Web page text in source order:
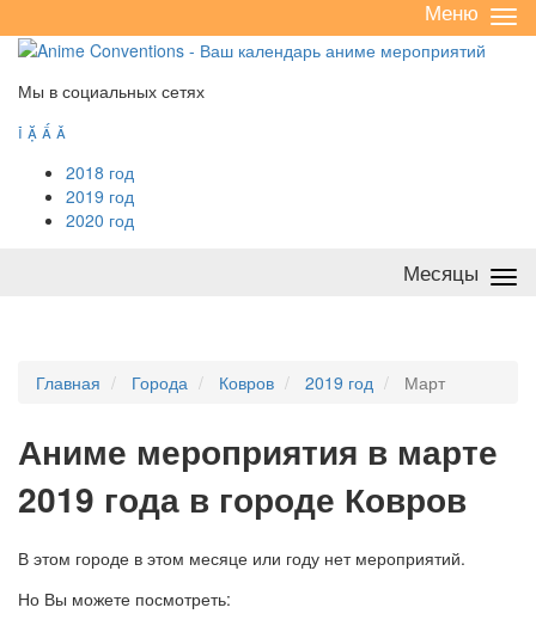
/
Меню
Мы в социальных сетях
   
2018 год
2019 год
2020 год
Месяцы
Главная Города Ковров 2019 год Март
Аниме мероприятия в марте
2019 года в городе Ковров
В этом городе в этом месяце или году нет мероприятий.
Но Вы можете посмотреть: